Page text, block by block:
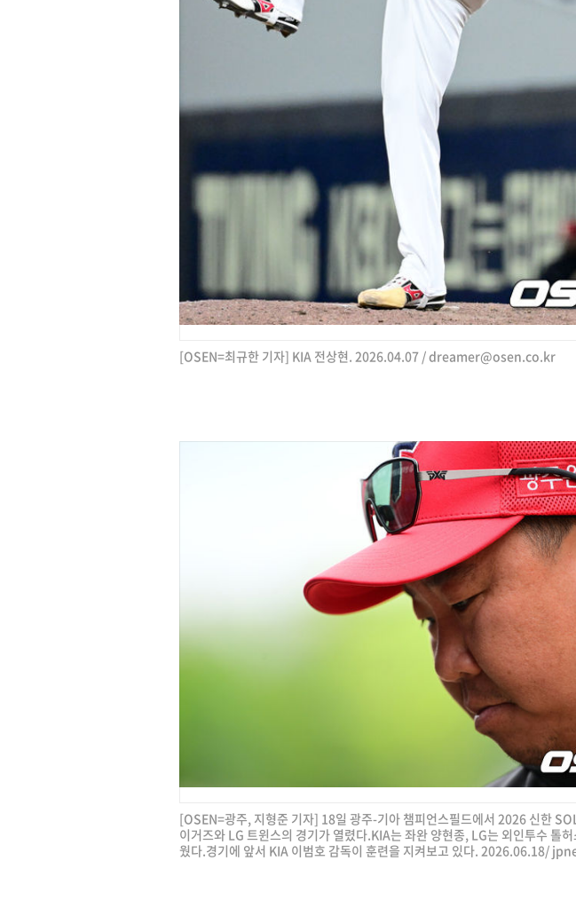
[OSEN=최규한 기자] KIA 전상현. 2026.04.07 /dreamer@osen.co.kr
[OSEN=광주, 지형준 기자] 18일 광주-기아 챔피언스필드에서 2026 신한
이거즈와 LG 트윈스의 경기가 열렸다.KIA는 좌완 양현종, LG는 외인투수 톨
웠다.경기에 앞서 KIA 이범호 감독이 훈련을 지켜보고 있다. 2026.06.18/